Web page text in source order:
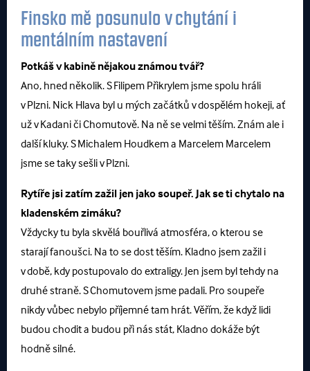
Finsko mě posunulo v chytání i
mentálním nastavení
Potkáš v kabině nějakou známou tvář?
Ano, hned několik. S Filipem Přikrylem jsme spolu hráli
v Plzni. Nick Hlava byl u mých začátků v dospělém hokeji, ať
už v Kadani či Chomutově. Na ně se velmi těším. Znám ale i
další kluky. S Michalem Houdkem a Marcelem Marcelem
jsme se taky sešli v Plzni.
Rytíře jsi zatím zažil jen jako soupeř. Jak se ti chytalo na
kladenském zimáku?
Vždycky tu byla skvělá bouřlivá atmosféra, o kterou se
starají fanoušci. Na to se dost těším. Kladno jsem zažil i
v době, kdy postupovalo do extraligy. Jen jsem byl tehdy na
druhé straně. S Chomutovem jsme padali. Pro soupeře
nikdy vůbec nebylo příjemné tam hrát. Věřím, že když lidi
budou chodit a budou při nás stát, Kladno dokáže být
hodně silné.